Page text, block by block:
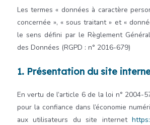
Les termes « données à caractère
concernée », « sous traitant » et «
le sens défini par le Règlement
des Données (RGPD : n° 2016-679)
1. Présentation du site
En vertu de l’article 6 de la loi n° 2004-
pour la confiance dans l’économie
aux utilisateurs du site internet